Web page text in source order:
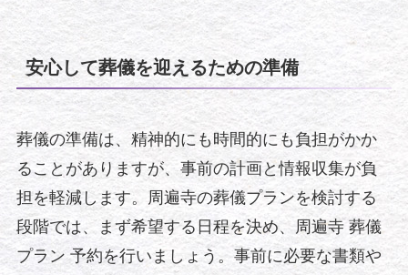
安心して葬儀を迎えるための準備
葬儀の準備は、精神的にも時間的にも負担がかか
ることがありますが、事前の計画と情報収集が負
担を軽減します。周遍寺の葬儀プランを検討する
段階では、まず希望する日程を決め、周遍寺 葬儀
プラン 予約を行いましょう。事前に必要な書類や